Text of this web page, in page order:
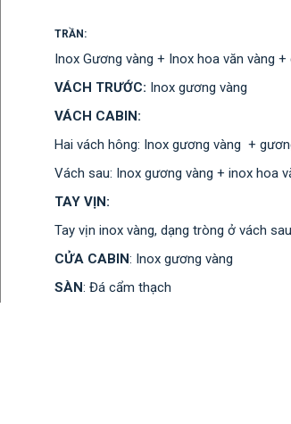
TRẦN:
Inox Gương vàng + Inox hoa văn vàng
VÁCH TRƯỚC: Inox gương vàng
VÁCH CABIN:
Hai vách hông: Inox gương vàng +
Vách sau: Inox gương vàng + inox hoa
TAY VỊN:
Tay vịn inox vàng, dạng tròng ở vách sau
CỬA CABIN: Inox gương vàng
SÀN: Đá cẩm thạch